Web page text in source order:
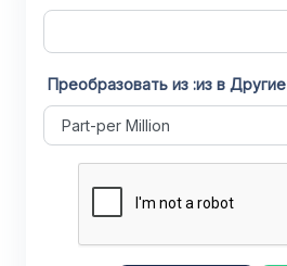
Преобразовать из :из в Другие